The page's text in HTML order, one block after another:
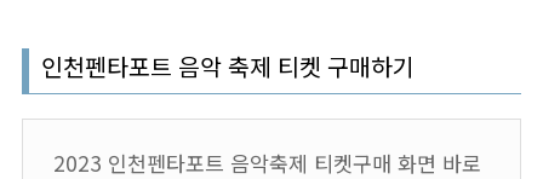
인천펜타포트 음악 축제 티켓 구매하기
2023 인천펜타포트 음악축제 티켓구매 화면 바로